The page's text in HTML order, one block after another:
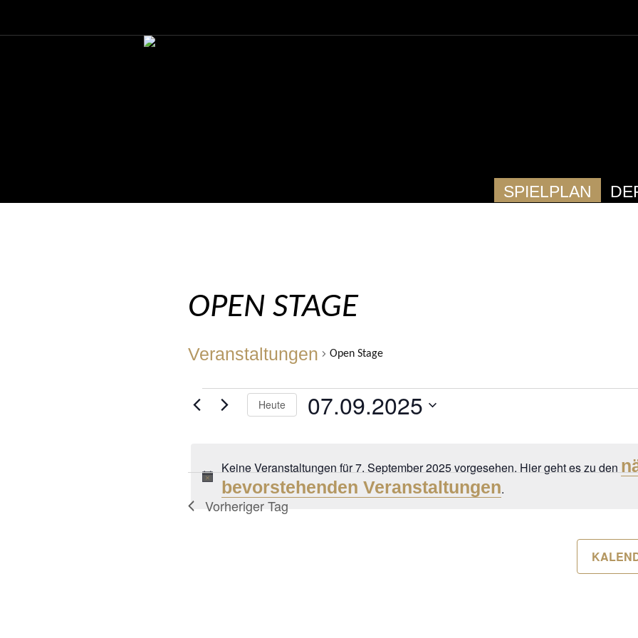
SPIELPLAN
OPEN STAGE
Veranstaltungen Open Stage
VERANSTALTUNGEN
SEPTEMBER
2025
Hinweis
Keine Veranstaltungen für 7. September 2025 vorgesehen. Hier geht es zu den
bevorstehenden Veranstaltungen.
Heute 07.09.2025
Vorheriger Tag